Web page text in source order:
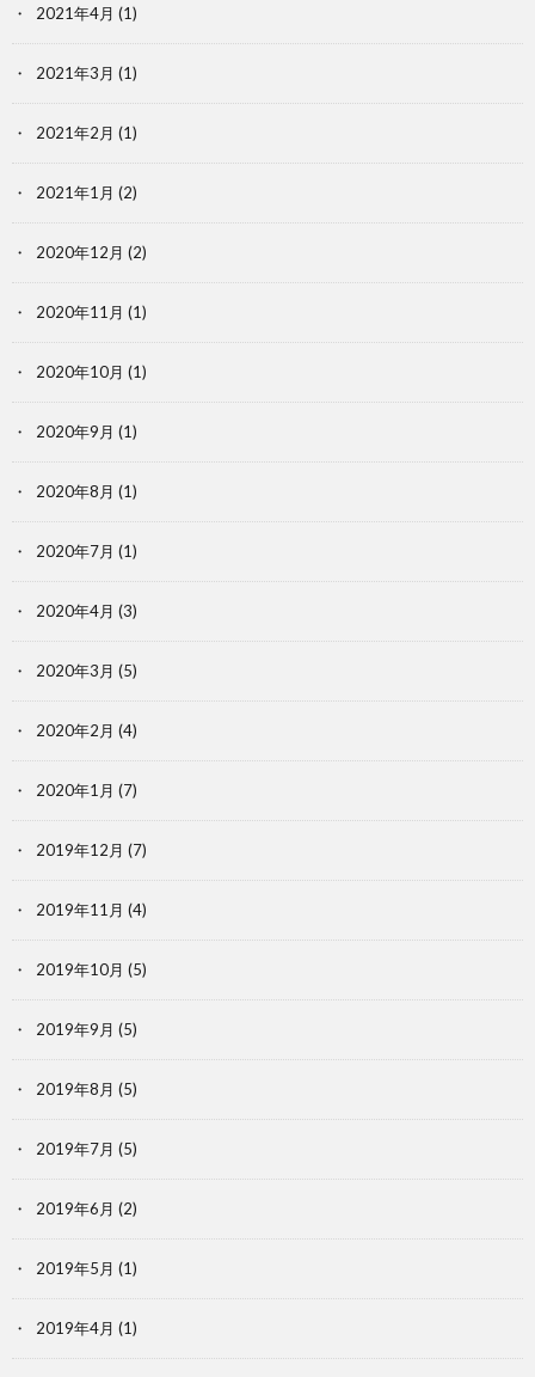
2021年4月 (1)
2021年3月 (1)
2021年2月 (1)
2021年1月 (2)
2020年12月 (2)
2020年11月 (1)
2020年10月 (1)
2020年9月 (1)
2020年8月 (1)
2020年7月 (1)
2020年4月 (3)
2020年3月 (5)
2020年2月 (4)
2020年1月 (7)
2019年12月 (7)
2019年11月 (4)
2019年10月 (5)
2019年9月 (5)
2019年8月 (5)
2019年7月 (5)
2019年6月 (2)
2019年5月 (1)
2019年4月 (1)